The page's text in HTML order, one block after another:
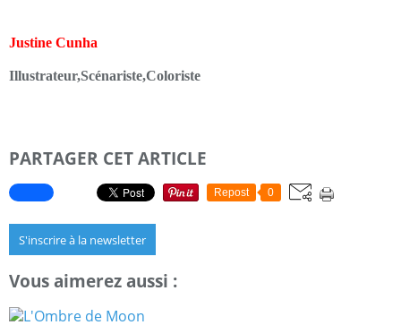
Justine Cunha
Illustrateur,Scénariste,Coloriste
PARTAGER CET ARTICLE
Repost 0
S'inscrire à la newsletter
Vous aimerez aussi :